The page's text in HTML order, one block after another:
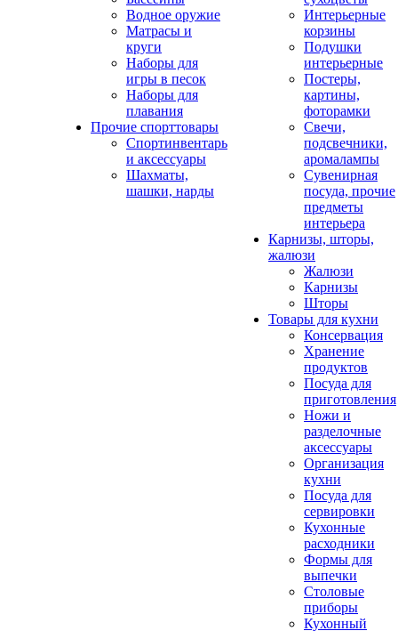
Водное оружие
Матрасы и
круги
Наборы для
игры в песок
Наборы для
плавания
Прочие спорттовары
Спортинвентарь
и аксессуары
Шахматы,
шашки, нарды
Интерьерные
корзины
Подушки
интерьерные
Постеры,
картины,
фоторамки
Свечи,
подсвечники,
аромалампы
Сувенирная
посуда, прочие
предметы
интерьера
Карнизы, шторы,
жалюзи
Жалюзи
Карнизы
Шторы
Товары для кухни
Консервация
Хранение
продуктов
Посуда для
приготовления
Ножи и
разделочные
аксессуары
Организация
кухни
Посуда для
сервировки
Кухонные
расходники
Формы для
выпечки
Столовые
приборы
Кухонный